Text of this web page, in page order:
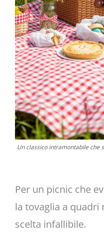
Un classico intramontabile che
Per un picnic che
la tovaglia a quadri
scelta infallibile.